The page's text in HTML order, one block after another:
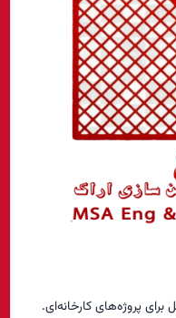
پروژه‌های کارخانه‌ای.